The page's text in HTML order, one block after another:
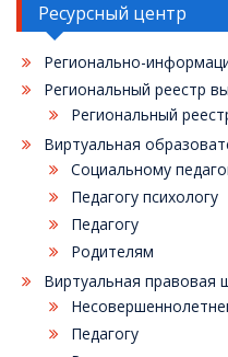
Ресурсный центр
Регионально-
Региональный реестр
Региональный
Виртуальная
Социальному
Педагогу психологу
Педагогу
Родителям
Виртуальная правовая
Педагогу